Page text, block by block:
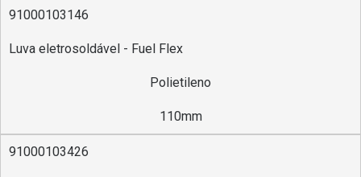
91000103146
Luva eletrosoldável - Fuel Flex
Polietileno
110mm
91000103426